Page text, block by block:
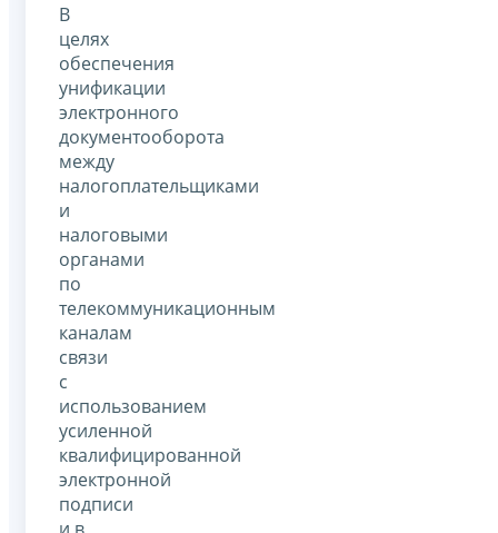
В
целях
обеспечения
унификации
электронного
документооборота
между
налогоплательщиками
и
налоговыми
органами
по
телекоммуникационным
каналам
связи
с
использованием
усиленной
квалифицированной
электронной
подписи
и в